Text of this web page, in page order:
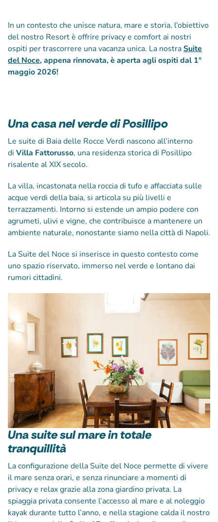
In un contesto che unisce natura, mare e storia, l’obiettivo
del nostro Resort è offrire privacy e comfort ai nostri
ospiti per trascorrere una vacanza unica. La nostraSuite
del Noce, appena rinnovata, è aperta agli ospiti dal 1°
maggio 2026!
Una casa nel verde di Posillipo
Le suite di Baia delle Rocce Verdi nascono all’interno
di Villa Fattorusso, una residenza storica di Posillipo
risalente al XIX secolo.
La villa, incastonata nella roccia di tufo e affacciata sulle
acque verdi della baia, si articola su più livelli e
terrazzamenti. Intorno si estende un ampio podere con
agrumeti, ulivi e vigne, che contribuisce a mantenere un
ambiente naturale, nonostante siamo nella città di Napoli.
La Suite del Noce si inserisce in questo contesto come
uno spazio riservato, immerso nel verde e lontano dai
rumori cittadini.
Una suite sul mare in totale
tranquillità
La configurazione della Suite del Noce permette di vivere
il mare senza orari, e senza rinunciare a momenti di
privacy e relax grazie alla zona giardino privata. La
spiaggia privata consente l’accesso al mare e al noleggio
kayak durante tutto l’anno, e nella stagione calda il nostro